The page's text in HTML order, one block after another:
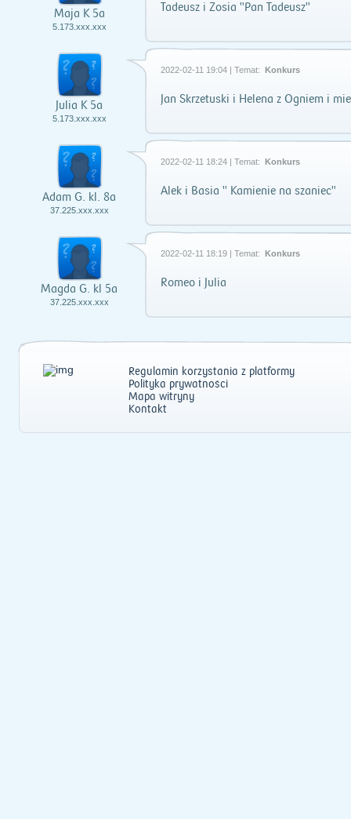
Maja K 5a
5.173.xxx.xxx
Tadeusz i Zosia "Pan Tadeusz"
Julia K 5a
5.173.xxx.xxx
2022-02-11 19:04 | Temat: Konkurs
Jan Skrzetuski i Helena z Ogniem i
Adam G. kl. 8a
37.225.xxx.xxx
2022-02-11 18:24 | Temat: Konkurs
Alek i Basia " Kamienie na szaniec"
Magda G. kl 5a
37.225.xxx.xxx
2022-02-11 18:19 | Temat: Konkurs
Romeo i Julia
Regulamin korzystania z platformy
Polityka prywatności
Mapa witryny
Kontakt